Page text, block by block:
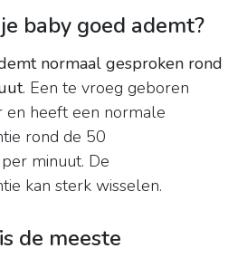
baby goed ademt?
normaal gesproken rond
. Een te vroeg geboren
en heeft een normale
rond de 50
minuut. De
kan sterk wisselen.
de meeste